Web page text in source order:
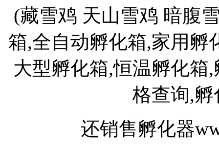
(藏雪鸡 天山雪鸡 暗腹
箱,全自动孵化箱,家用孵
大型孵化箱,恒温孵化箱
格查询,
还销售孵化器